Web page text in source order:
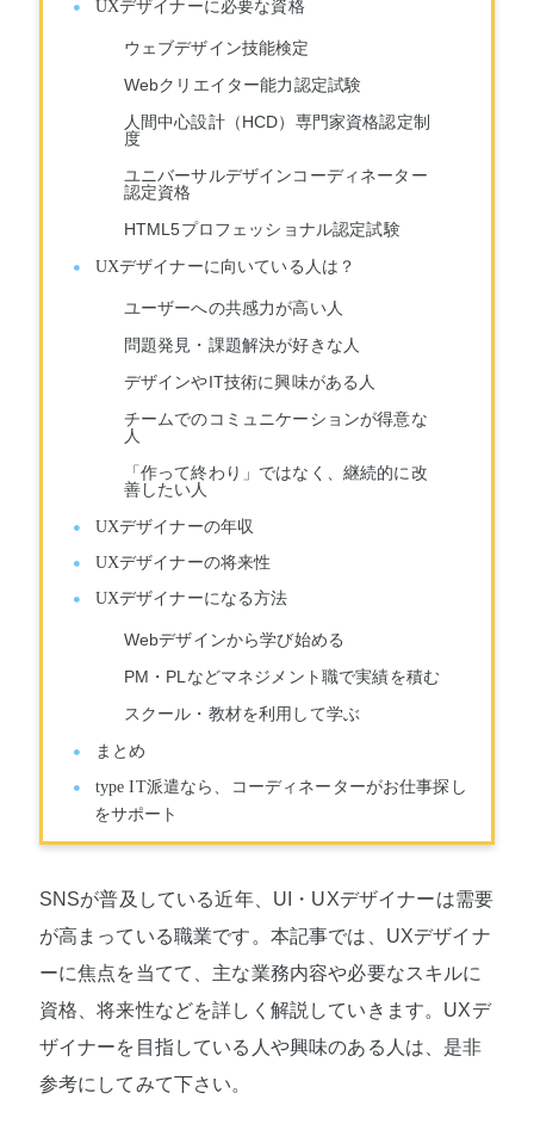
UXデザイナーに必要な資格
ウェブデザイン技能検定
Webクリエイター能力認定試験
人間中心設計（HCD）専門家資格認定制
度
ユニバーサルデザインコーディネーター
認定資格
HTML5プロフェッショナル認定試験
UXデザイナーに向いている人は？
ユーザーへの共感力が高い人
問題発見・課題解決が好きな人
デザインやIT技術に興味がある人
チームでのコミュニケーションが得意な
人
「作って終わり」ではなく、継続的に改
善したい人
UXデザイナーの年収
UXデザイナーの将来性
UXデザイナーになる方法
Webデザインから学び始める
PM・PLなどマネジメント職で実績を積む
スクール・教材を利用して学ぶ
まとめ
type IT派遣なら、コーディネーターがお仕事探し
をサポート
SNSが普及している近年、UI・UXデザイナーは需要
が高まっている職業です。本記事では、UXデザイナ
ーに焦点を当てて、主な業務内容や必要なスキルに
資格、将来性などを詳しく解説していきます。UXデ
ザイナーを目指している人や興味のある人は、是非
参考にしてみて下さい。